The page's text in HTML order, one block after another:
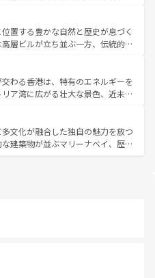
韓国の多彩な魅力を心ゆくまで味
てみてほしい。 なお、新着の韓国情報はコンテンツ一
息づく。ハノイの古い町並みやホ
治時代の建物も、独特の雰囲気を
バラエティの豊かさとおいしさで
ー、ベトナムコーヒーなどは、ぜ
の地域を訪れてもあたたかい人々
ので、きっと忘れられない旅にな
置する豊かな自然と歴史が息づく
層ビルが立ち並ぶ一方、伝統的な
北部ではチェンマイなどの山岳地
部ではプーケットやクラビの美し
を楽しむことができる。タイ料理
暖で、どの季節にも異なる楽しみ
すいタイの人々、仏教を中心とし
光資源が、訪れる旅人を魅了し続
わる香港は、特有のエネルギーを
ア湾に広がる壮大な景色、近未来
するはず。観光スポットが密集し
ろを回れるのも魅力。息をのむよ
験まで、香港を存分に楽しみ尽く
文化が融合した独自の魅力を放つ
建築物が並ぶマリーナベイ、歴史
風情を楽しめる外せないスポット